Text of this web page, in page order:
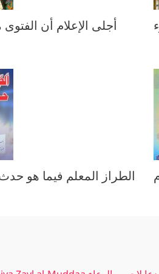
أجلى الإعلام أن
الطراز المعلم فيما هو